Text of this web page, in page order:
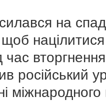
на
час
російський
міжнародного